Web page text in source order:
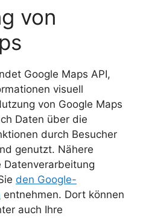
von
Google Maps API,
visuell
von Google Maps
Daten über die
durch Besucher
genutzt. Nähere
den Google-
entnehmen. Dort können
auch Ihre